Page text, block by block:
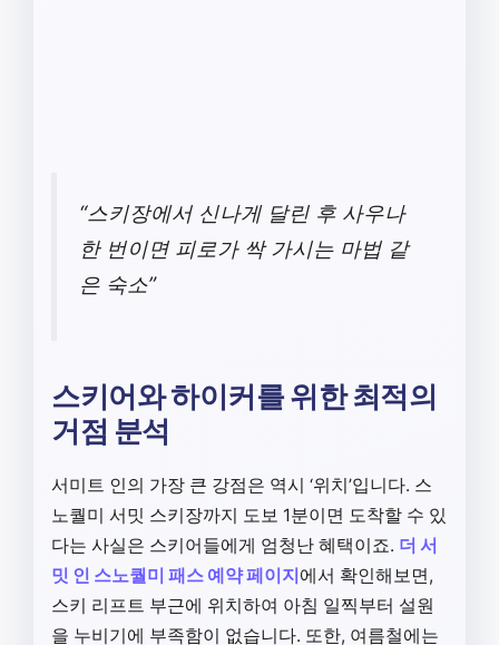
“스키장에서 신나게 달린 후 사우나
한 번이면 피로가 싹 가시는 마법 같
은 숙소”
스키어와 하이커를 위한 최적의
거점 분석
서미트 인의 가장 큰 강점은 역시 ‘위치’입니다. 스
노퀄미 서밋 스키장까지 도보 1분이면 도착할 수 있
다는 사실은 스키어들에게 엄청난 혜택이죠. 더 서
밋 인 스노퀄미 패스 예약 페이지에서 확인해보면,
스키 리프트 부근에 위치하여 아침 일찍부터 설원
을 누비기에 부족함이 없습니다. 또한, 여름철에는